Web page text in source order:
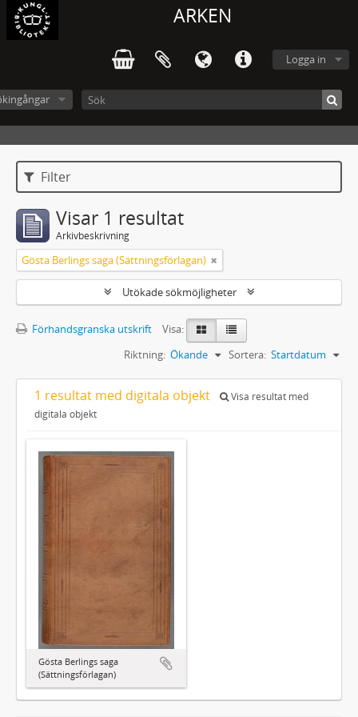
ARKEN
Logga in
Filter
Visar 1 resultat
Arkivbeskrivning
Gösta Berlings saga (Sättningsförlagan)
Utökade sökmöjligheter
Förhandsgranska utskrift
Visa:
Sortera: Startdatum
Riktning: Ökande
1 resultat med digitala objekt
Visa resultat med
digitala objekt
Gösta Berlings saga
(Sättningsförlagan)